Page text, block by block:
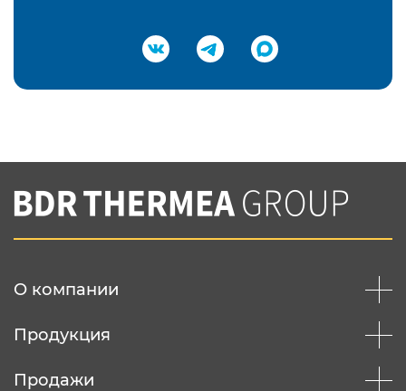
Подтвердить e-mail
Вы соглашаетесь с нашей политикой
конфеденциальности
О компании
Продукция
Продажи